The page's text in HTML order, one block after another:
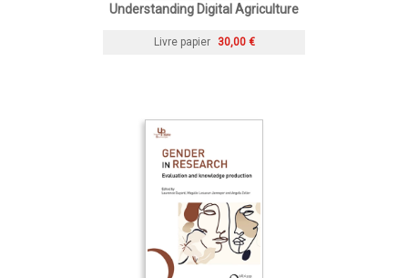
Understanding Digital Agriculture
Livre papier 30,00 €